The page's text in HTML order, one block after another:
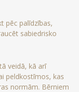
pēc palīdzības,
sabiedrisko
veidā, kā arī
peldkostīmos, kas
normām. Bērniem